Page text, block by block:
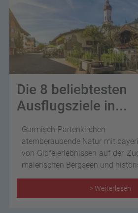
Die 8 beliebtesten
Ausflugsziele in...
Garmisch-
atemberaubende Natur mit
von Gipfelerlebnissen auf der
malerischen Bergseen und
> Weiterlesen